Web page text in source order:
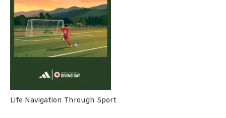
Life Navigation Through Sport